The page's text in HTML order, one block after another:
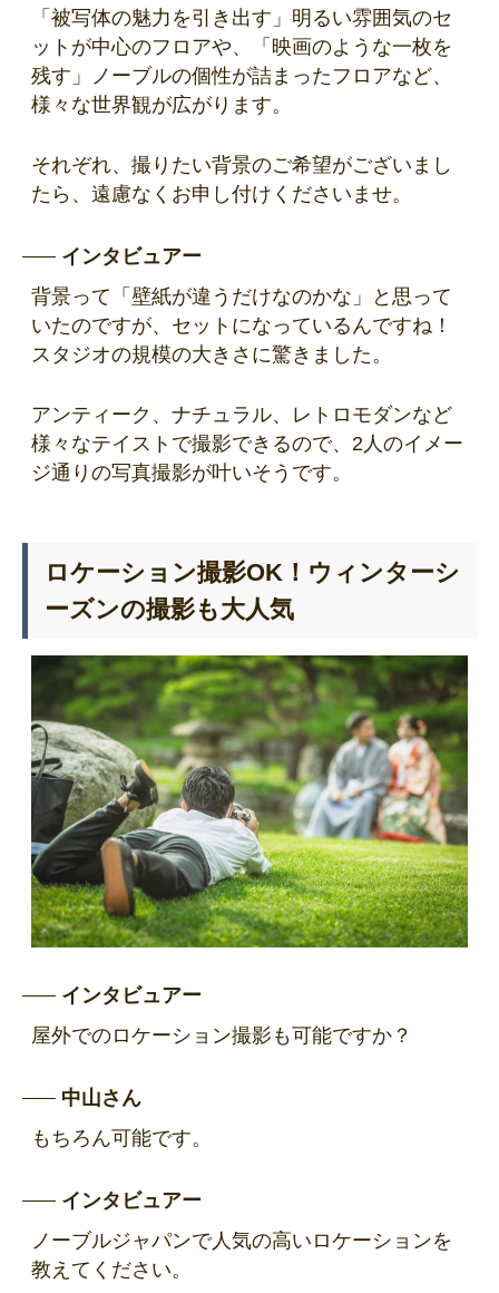
「被写体の魅力を引き出す」明るい雰囲気のセ
ットが中心のフロアや、「映画のような一枚を
残す」ノーブルの個性が詰まったフロアなど、
様々な世界観が広がります。
それぞれ、撮りたい背景のご希望がございまし
たら、遠慮なくお申し付けくださいませ。
インタビュアー
背景って「壁紙が違うだけなのかな」と思って
いたのですが、セットになっているんですね！
スタジオの規模の大きさに驚きました。
アンティーク、ナチュラル、レトロモダンなど
様々なテイストで撮影できるので、2人のイメー
ジ通りの写真撮影が叶いそうです。
ロケーション撮影OK！ウィンターシ
ーズンの撮影も大人気
インタビュアー
屋外でのロケーション撮影も可能ですか？
中山さん
もちろん可能です。
インタビュアー
ノーブルジャパンで人気の高いロケーションを
教えてください。